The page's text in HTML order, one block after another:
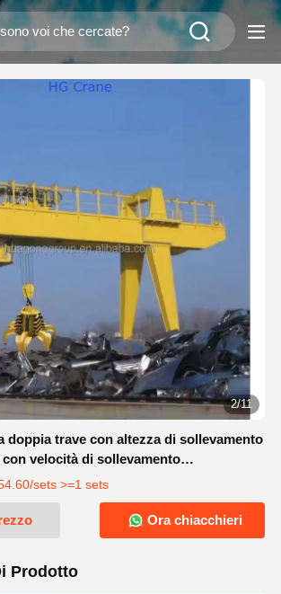
2/11
doppia trave con altezza di sollevamento
con velocità di sollevamento
carichi da 5 tonnellate, 10 tonnellate, 20
sets >=1 sets
Ora chiacchieri
Prodotto